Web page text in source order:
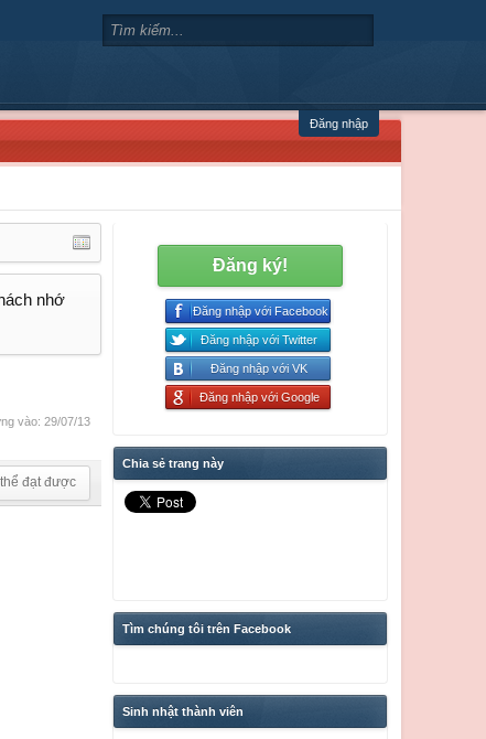
Đăng nhập
nhớ
vào: 29/07/13
đạt được
Đăng ký!
Đăng nhập với Facebook
Đăng nhập với Twitter
Đăng nhập với VK
Đăng nhập với Google
Chia sẻ trang này
Tìm chúng tôi trên Facebook
Sinh nhật thành viên